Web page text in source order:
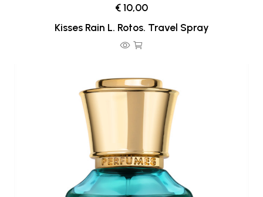
€ 10,00
Kisses Rain L. Rotos. Travel Spray